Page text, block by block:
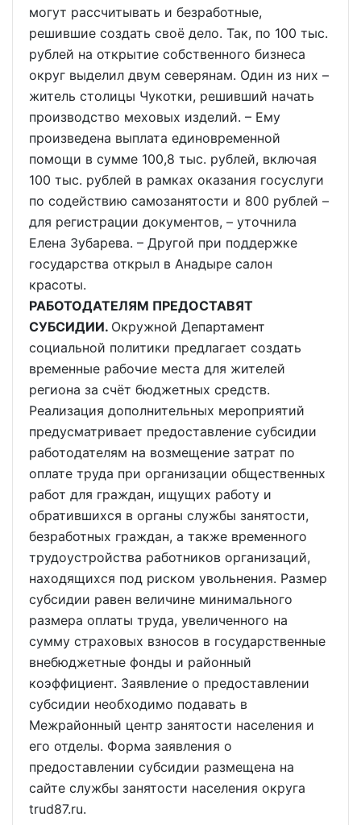
могут рассчитывать и безработные,
решившие создать своё дело. Так, по 100 тыс.
рублей на открытие собственного бизнеса
округ выделил двум северянам. Один из них –
житель столицы Чукотки, решивший начать
производство меховых изделий. – Ему
произведена выплата единовременной
помощи в сумме 100,8 тыс. рублей, включая
100 тыс. рублей в рамках оказания госуслуги
по содействию самозанятости и 800 рублей –
для регистрации документов, – уточнила
Елена Зубарева. – Другой при поддержке
государства открыл в Анадыре салон
красоты.
РАБОТОДАТЕЛЯМ ПРЕДОСТАВЯТ
СУБСИДИИ. Окружной Департамент
социальной политики предлагает создать
временные рабочие места для жителей
региона за счёт бюджетных средств.
Реализация дополнительных мероприятий
предусматривает предоставление субсидии
работодателям на возмещение затрат по
оплате труда при организации общественных
работ для граждан, ищущих работу и
обратившихся в органы службы занятости,
безработных граждан, а также временного
трудоустройства работников организаций,
находящихся под риском увольнения. Размер
субсидии равен величине минимального
размера оплаты труда, увеличенного на
сумму страховых взносов в государственные
внебюджетные фонды и районный
коэффициент. Заявление о предоставлении
субсидии необходимо подавать в
Межрайонный центр занятости населения и
его отделы. Форма заявления о
предоставлении субсидии размещена на
сайте службы занятости населения округа
trud87.ru.